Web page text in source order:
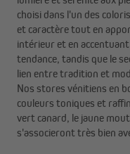
choisi dans l'un des
et caractère tout en
intérieur et en
tendance, tandis que le
lien entre tradition et
Nos stores vénitiens en
couleurs toniques et
vert canard, le jaune
s'associeront très bien